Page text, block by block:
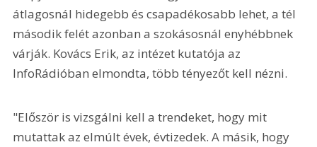
átlagosnál hidegebb és csapadékosabb lehet, a tél
második felét azonban a szokásosnál enyhébbnek
várják. Kovács Erik, az intézet kutatója az
InfoRádióban elmondta, több tényezőt kell nézni.
"Először is vizsgálni kell a trendeket, hogy mit
mutattak az elmúlt évek, évtizedek. A másik, hogy